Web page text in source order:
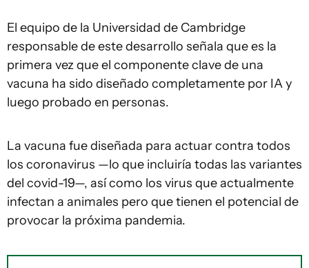
El equipo de la Universidad de Cambridge
responsable de este desarrollo señala que es la
primera vez que el componente clave de una
vacuna ha sido diseñado completamente por IA y
luego probado en personas.
La vacuna fue diseñada para actuar contra todos
los coronavirus —lo que incluiría todas las variantes
del covid-19—, así como los virus que actualmente
infectan a animales pero que tienen el potencial de
provocar la próxima pandemia.